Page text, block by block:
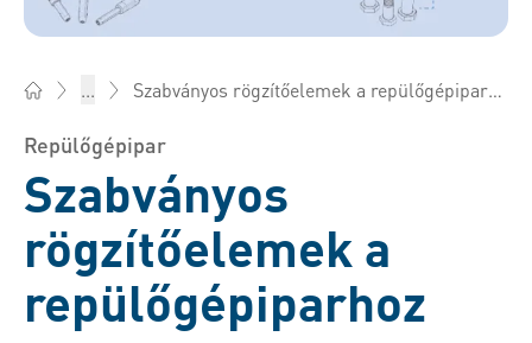
... Szabványos rögzítőelemek a repülőgépiparhoz
Repülőgépipar
Szabványos
rögzítőelemek a
repülőgépiparhoz